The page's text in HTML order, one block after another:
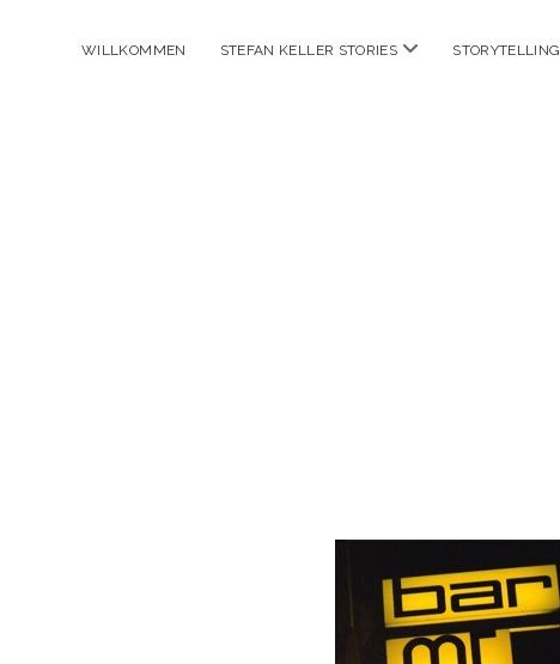
WILLKOMMEN STEFAN KELLER STORIES Menü
STORYTELLING